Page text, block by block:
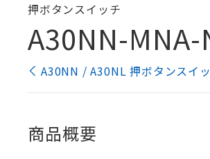
押ボタンスイッチ
A30NN-
A30NN / A30NL 押ボタンスイ
商品概要